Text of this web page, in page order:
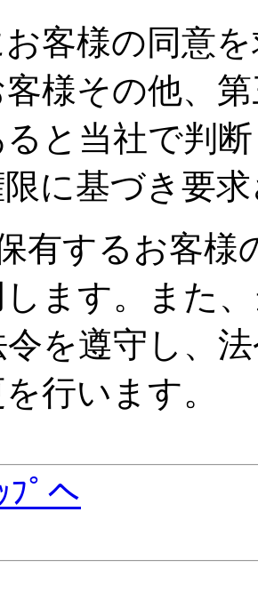
お客様の同意
客様その他、
と当社で判
限に基づき要
有するお客様
ます。また
令を遵守し、
行います。
ﾌﾟへ